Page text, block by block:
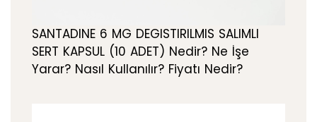
SANTADINE 6 MG DEGISTIRILMIS SALIMLI
SERT KAPSUL (10 ADET) Nedir? Ne İşe
Yarar? Nasıl Kullanılır? Fiyatı Nedir?